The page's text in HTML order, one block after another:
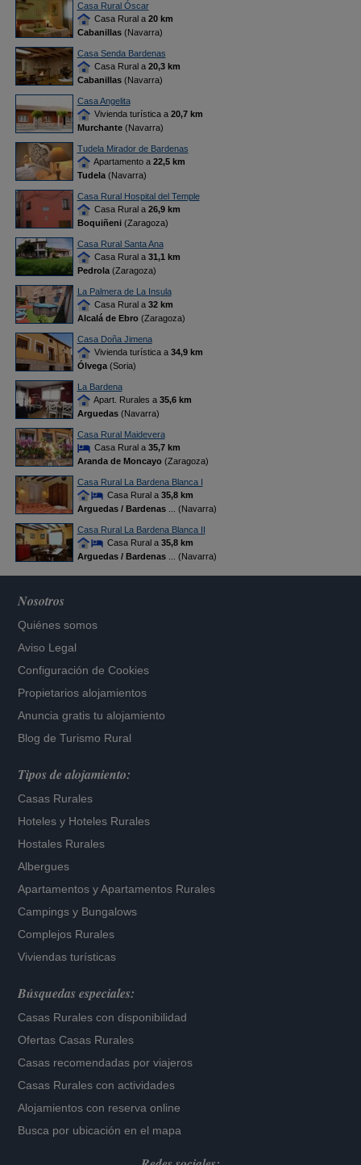
Casa Rural Óscar
Casa Rural a 20 km
Cabanillas(Navarra)
Casa Senda Bardenas
Casa Rural a 20,3 km
Cabanillas(Navarra)
Casa Angelita
Vivienda turística a 20,7 km
Murchante(Navarra)
Tudela Mirador de Bardenas
Apartamento a 22,5 km
Tudela(Navarra)
Casa Rural Hospital del Temple
Casa Rural a 26,9 km
Boquiñeni(Zaragoza)
Casa Rural Santa Ana
Casa Rural a 31,1 km
Pedrola(Zaragoza)
La Palmera de La Insula
Casa Rural a 32 km
Alcalá de Ebro(Zaragoza)
Casa Doña Jimena
Vivienda turística a 34,9 km
Ólvega(Soria)
La Bardena
Apart. Rurales a 35,6 km
Arguedas(Navarra)
Casa Rural Maidevera
Casa Rural a 35,7 km
Aranda de Moncayo(Zaragoza)
Casa Rural La Bardena Blanca I
Casa Rural a 35,8 km
Arguedas / Bardenas
... (Navarra)
Casa Rural La Bardena Blanca II
Casa Rural a 35,8 km
Arguedas / Bardenas
... (Navarra)
Nosotros
Quiénes somos
Aviso Legal
Configuración de Cookies
Propietarios alojamientos
Anuncia gratis tu alojamiento
Blog de Turismo Rural
Tipos de alojamiento:
Casas Rurales
Hoteles y Hoteles Rurales
Hostales Rurales
Albergues
Apartamentos yApartamentos Rurales
Campings y Bungalows
Complejos Rurales
Viviendas turísticas
Búsquedas especiales:
Casas Rurales con disponibilidad
Ofertas Casas Rurales
Casas recomendadas por viajeros
Casas Rurales con actividades
Alojamientos con reserva online
Busca por ubicación en el mapa